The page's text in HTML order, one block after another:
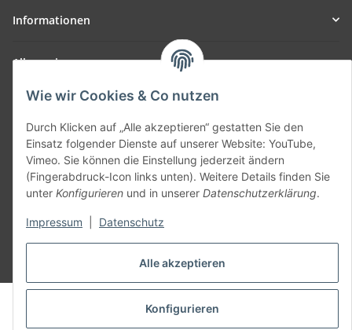
Alle akzeptieren
Konfigurieren
Wie wir Cookies & Co nutzen
Durch Klicken auf „Alle akzeptieren“ gestatten Sie den
Einsatz folgender Dienste auf unserer Website: YouTube,
Vimeo. Sie können die Einstellung jederzeit ändern
(Fingerabdruck-Icon links unten). Weitere Details finden Sie
unter Konfigurieren und in unserer Datenschutzerklärung.
Impressum Datenschutz
Informationen
Allgemein
Teil unseres Netzwerks:
SmoliTec - Safety. Simplified. Worldwide. ( B2B Shop )
Vertrag widerrufen
* Alle Preise inkl. gesetzlicher USt., zzgl.Versand
© voltmaster.de
Powered byJTL-Shop